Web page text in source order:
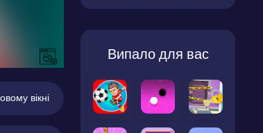
вікні
Випало для вас